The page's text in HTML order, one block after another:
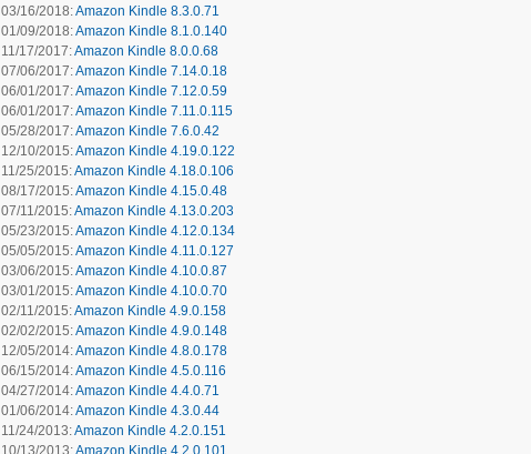
03/16/2018:Amazon Kindle 8.3.0.71
01/09/2018:Amazon Kindle 8.1.0.140
11/17/2017:Amazon Kindle 8.0.0.68
07/06/2017:Amazon Kindle 7.14.0.18
06/01/2017:Amazon Kindle 7.12.0.59
06/01/2017:Amazon Kindle 7.11.0.115
05/28/2017:Amazon Kindle 7.6.0.42
12/10/2015:Amazon Kindle 4.19.0.122
11/25/2015:Amazon Kindle 4.18.0.106
08/17/2015:Amazon Kindle 4.15.0.48
07/11/2015:Amazon Kindle 4.13.0.203
05/23/2015:Amazon Kindle 4.12.0.134
05/05/2015:Amazon Kindle 4.11.0.127
03/06/2015:Amazon Kindle 4.10.0.87
03/01/2015:Amazon Kindle 4.10.0.70
02/11/2015:Amazon Kindle 4.9.0.158
02/02/2015:Amazon Kindle 4.9.0.148
12/05/2014:Amazon Kindle 4.8.0.178
06/15/2014:Amazon Kindle 4.5.0.116
04/27/2014:Amazon Kindle 4.4.0.71
01/06/2014:Amazon Kindle 4.3.0.44
11/24/2013:Amazon Kindle 4.2.0.151
10/13/2013:Amazon Kindle 4.2.0.101